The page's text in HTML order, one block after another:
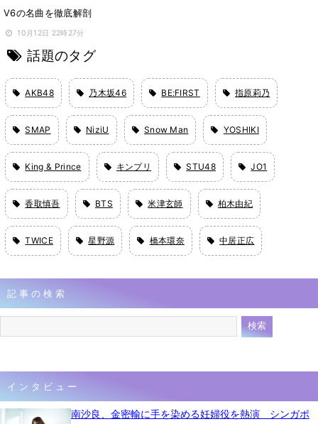
V6の名曲を徹底解剖
10月12日 22時27分
話題のタグ
AKB48 乃木坂46 BE:FIRST 指原莉乃
SMAP NiziU Snow Man YOSHIKI
King & Prince キンプリ STU48 JO1
香取慎吾 BTS 米津玄師 柏木由紀
TWICE 星野源 橋本環奈 中居正広
記事の検索
インタビュー
南沙良、金密輸に手を染める妊婦役を熱演 シンガポ